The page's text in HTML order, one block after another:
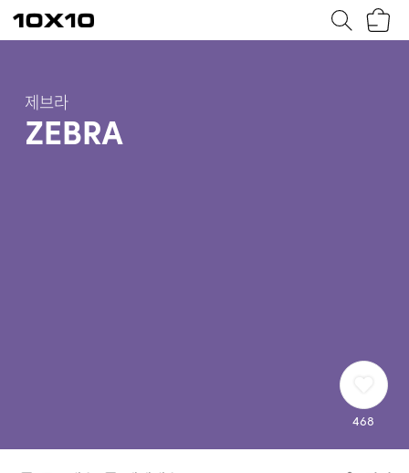
텐
바
제브라
ZEBRA
468